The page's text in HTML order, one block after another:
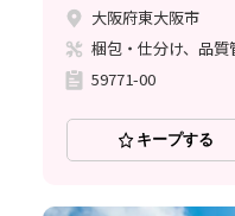
大阪府東大阪市
梱包・仕分け、品質
59771-00
キープする